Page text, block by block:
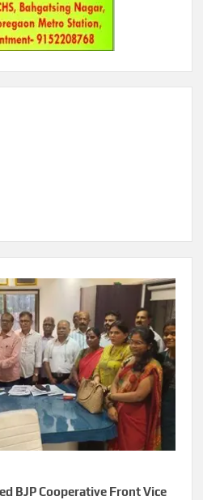
BJP Cooperative Front Vice